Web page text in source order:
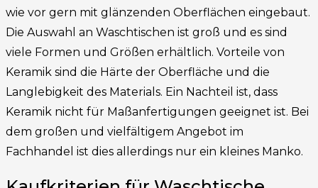
wie vor gern mit glänzenden Oberflächen eingebaut.
Die Auswahl an Waschtischen ist groß und es sind
viele Formen und Größen erhältlich. Vorteile von
Keramik sind die Härte der Oberfläche und die
Langlebigkeit des Materials. Ein Nachteil ist, dass
Keramik nicht für Maßanfertigungen geeignet ist. Bei
dem großen und vielfältigem Angebot im
Fachhandel ist dies allerdings nur ein kleines Manko.